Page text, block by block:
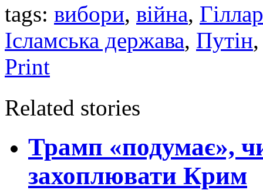
tags: вибори, війна,
Ісламська держава, Путін
Print
Related stories
Трамп «подумає»,
захоплювати Крим